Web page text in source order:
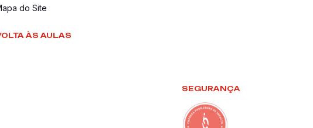
do Site
ÀS AULAS
SEGURANÇA